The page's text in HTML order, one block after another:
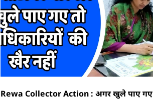
Rewa Collector Action : अगर खुले पाए गए